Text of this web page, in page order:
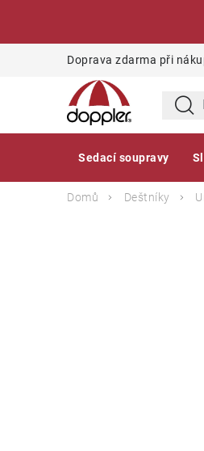
Doprava zdarma při
Sedací soupravy
Domů Deštníky